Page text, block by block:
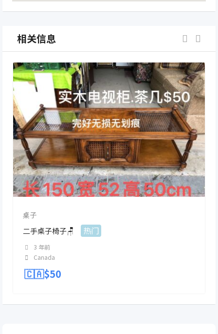
相关信息
桌子
二手桌子椅子🪑 热门
3 年前
Canada
🇨🇦$50